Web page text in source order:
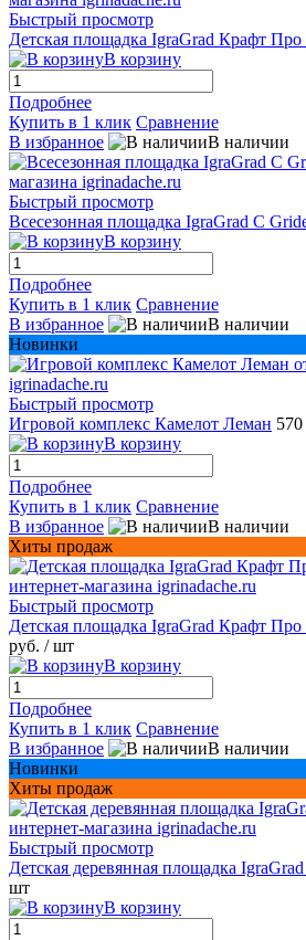
Быстрый просмотр
Детская площадка IgraGrad Крафт Про
В корзину
Подробнее
Купить в 1 клик Сравнение
В избранное
В наличии
Быстрый просмотр
Всесезонная площадка IgraGrad С
В корзину
Подробнее
Купить в 1 клик Сравнение
В избранное
В наличии
Новинки
Быстрый просмотр
Игровой комплекс Камелот Леман
В корзину
Подробнее
Купить в 1 клик Сравнение
В избранное
В наличии
Хиты продаж
Быстрый просмотр
Детская площадка IgraGrad Крафт Про
руб. / шт
В корзину
Подробнее
Купить в 1 клик Сравнение
В избранное
В наличии
Новинки
Хиты продаж
Быстрый просмотр
Детская деревянная площадка
шт
В корзину